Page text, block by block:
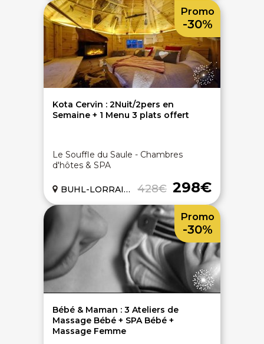
Kota Cervin : 2Nuit/2pers en
Semaine + 1 Menu 3 plats offert
Le Souffle du Saule - Chambres
d'hôtes & SPA
428€ 298€
BUHL-LORRAINE (57)
Promo
-30%
Bébé & Maman : 3 Ateliers de
Massage Bébé + SPA Bébé +
Massage Femme
Promo
-30%